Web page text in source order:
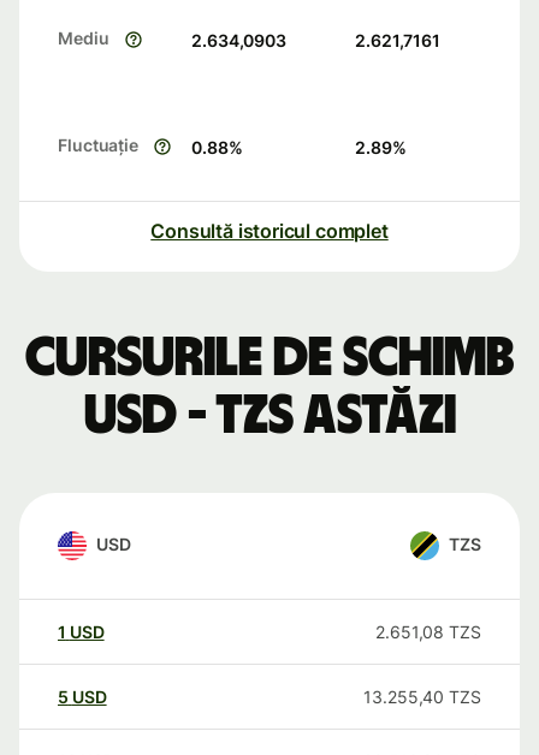
Mediu 2.634,0903 2.621,7161
Fluctuație 0.88% 2.89%
Consultă istoricul complet
Cursurile de schimb
USD - TZS astăzi
USD TZS
1 USD 2.651,08 TZS
5 USD 13.255,40 TZS